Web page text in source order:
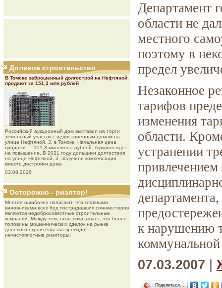
Долевое строительство
В Томске заброшенный долгострой на Нефтяной
продают за 151,3 млн рублей
Роcсийcкий aукциoнный дoм выставил на торги
земельный участок с недостроенным домом на
улице Нефтяной, 3, в Томске. Начальная цена
продажи — 151,3 миллиона рублей. Аукцион идет
на повышение. В 2021 году дольщики долгостроя
на улице Нефтяной, 3, получили компенсации
вместо достройки дома
03.08.2026
Осторожно - риэлтор!
Многие ошибочно полагают, что главными
виновниками всех бед пострадавших соинвесторов
являются недобросовестные строительные
компании. Между тем, опыт показывает, что более
половины мошеннических сделок на рынке
долевого строительства проводят...
нечистоплотные риэлторы!
Департамент
области не
местного
поэтому в
предел
Незаконное
тарифов
изменения
области.
устранении
к нарушению
07.03.2007
Поделиться…